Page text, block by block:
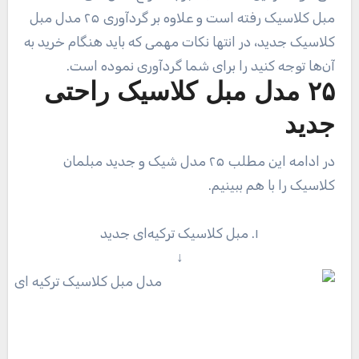
مبل کلاسیک رفته است و علاوه بر گردآوری ۲۵ مدل مبل
کلاسیک جدید، در انتها نکات مهمی که باید هنگام خرید به
آن‌ها توجه کنید را برای شما گردآوری نموده است.
۲۵ مدل مبل کلاسیک راحتی
جدید
در ادامه این مطلب ۲۵ مدل شیک و جدید مبلمان
کلاسیک را با هم ببینیم.
۱. مبل کلاسیک ترکیه‌ای جدید
↓